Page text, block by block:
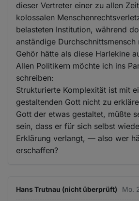
dieser Vertreter einer zu allen
kolossalen
belasteten Institution, während
anständige Durchschnittsmensch
Gehör hätte als diese Harlekine
Allen Politikern möchte ich ins
schreiben:
Strukturierte Komplexität ist mit
gestaltenden Gott nicht zu
Gott der etwas gestaltet, müßte
sein, dass er für sich selbst
Erklärung verlangt, — also wer
erschaffen?
Hans Trutnau (nicht überprüft) Mo.